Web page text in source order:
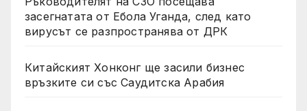
засегнатата от Ебола Уганда, след като
вирусът се разпространява от ДРК
Китайският Хонконг ще засили бизнес
връзките си със Саудитска Арабия